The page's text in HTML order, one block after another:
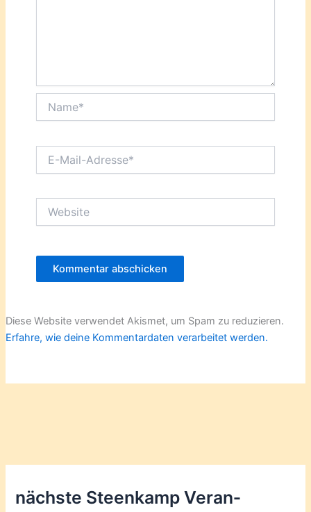
Mail-
Diese Website verwendet Akismet, um Spam zu reduzieren.
Erfahre, wie deine Kommentardaten verarbeitet werden.
nächste Steenkamp Veran­